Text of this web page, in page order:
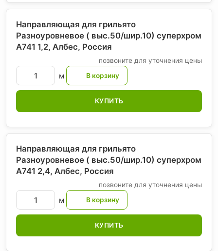
Направляющая для грильято
Разноуровневое ( выс.50/шир.10) суперхром
А741 1,2, Албес, Россия
позвоните для уточнения цены
м
КУПИТЬ
Направляющая для грильято
Разноуровневое ( выс.50/шир.10) суперхром
А741 2,4, Албес, Россия
позвоните для уточнения цены
м
КУПИТЬ